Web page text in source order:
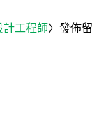
計工程師〉發佈留